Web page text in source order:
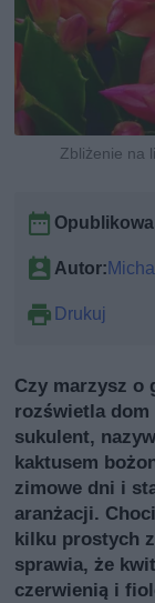
Zbliżenie na
Autor:
Drukuj
Czy marzysz o
rozświetla
sukulent,
kaktusem
zimowe dni i
aranżacji.
kilku prostych
sprawia, że
czerwienią i